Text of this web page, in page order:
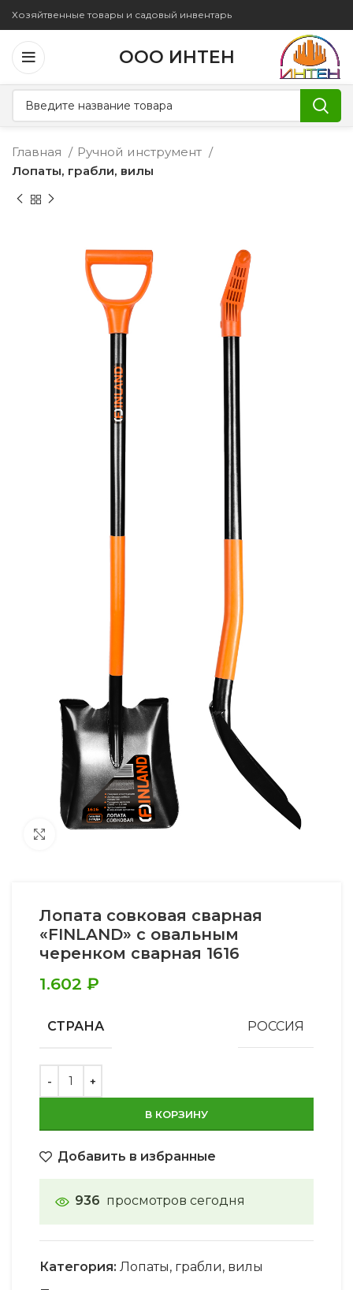
Хозяйтвенные товары и садовый инвентарь
ООО ИНТЕН
Главная
Ручной инструмент
Лопаты, грабли, вилы
Лопата совковая сварная
«FINLAND» с овальным
черенком сварная 1616
1.602 ₽
СТРАНА РОССИЯ
В КОРЗИНУ
Добавить в избранные
936 просмотров сегодня
Категория: Лопаты, грабли, вилы